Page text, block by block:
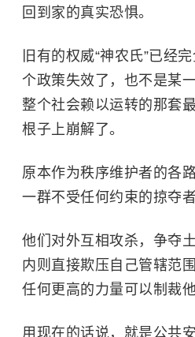
回到家的真实恐惧。
旧有的权威“神农氏”已经
个政策失效了，也不是某
整个社会赖以运转的那套
根子上崩解了。
原本作为秩序维护者的各
一群不受任何约束的掠夺者
他们对外互相攻杀，争夺
内则直接欺压自己管辖范
任何更高的力量可以制裁他
用现在的话说，就是公共